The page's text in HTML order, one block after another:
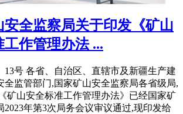
安全监察局关于印发《矿山
工作管理办法 ...
13号 各省、自治区、直辖市及新疆生产建
全监管部门,国家矿山安全监察局各省级局,
矿山安全标准工作管理办法》已经国家矿
2023年第3次局务会议审议通过,现印发给